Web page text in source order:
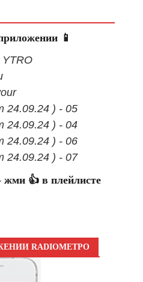
📱
) - 05
) - 04
) - 06
) - 07
жми 👍 в плейлисте
RADIOМЕТРО